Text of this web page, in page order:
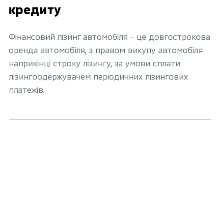
кредиту
Фінансовий лізинг автомобіля - це довгострокова
оренда автомобіля, з правом викупу автомобіля
наприкінці строку лізингу, за умови сплати
лізингоодержувачем періодичних лізингових
платежів.